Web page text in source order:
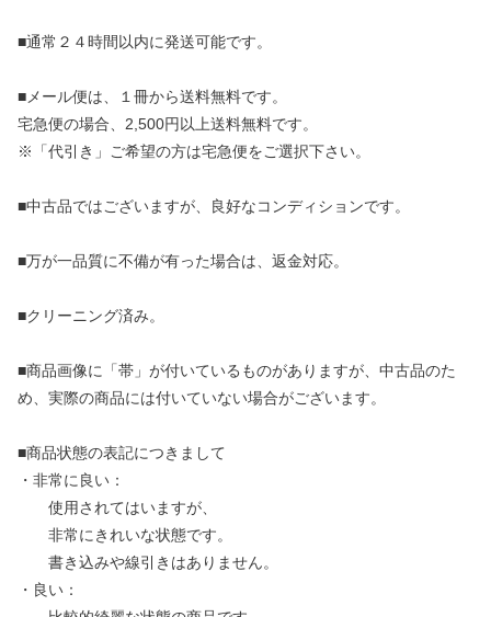
■通常２４時間以内に発送可能です。
■メール便は、１冊から送料無料です。
宅急便の場合、2,500円以上送料無料です。
※「代引き」ご希望の方は宅急便をご選択下さい。
■中古品ではございますが、良好なコンディションです。
■万が一品質に不備が有った場合は、返金対応。
■クリーニング済み。
■商品画像に「帯」が付いているものがありますが、中古品のた
め、実際の商品には付いていない場合がございます。
■商品状態の表記につきまして
・非常に良い：
使用されてはいますが、
非常にきれいな状態です。
書き込みや線引きはありません。
・良い：